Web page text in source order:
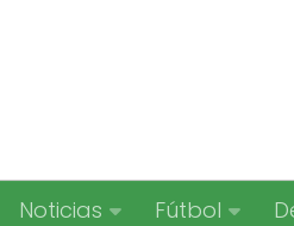
Noticias Fútbol